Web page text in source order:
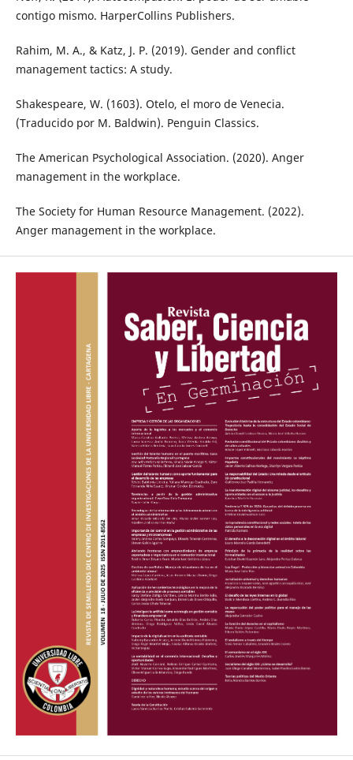
contigo mismo. HarperCollins Publishers.
Rahim, M. A., & Katz, J. P. (2019). Gender and conflict
management tactics: A study.
Shakespeare, W. (1603). Otelo, el moro de Venecia.
(Traducido por M. Baldwin). Penguin Classics.
The American Psychological Association. (2020). Anger
management in the workplace.
The Society for Human Resource Management. (2022).
Anger management in the workplace.